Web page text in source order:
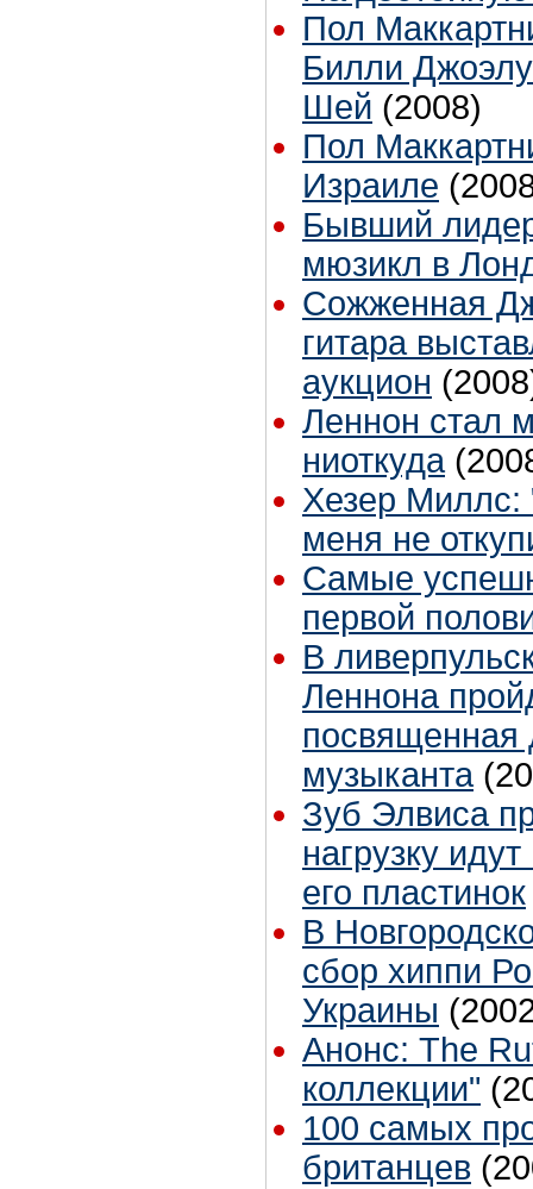
Пол
Билли
Шей (2008)
Пол
Израиле
Бывший
мюзикл в
Сожженная
гитара
аукцион
Леннон стал
ниоткуда
Хезер Миллс:
меня не
Самые
первой
В
Леннона
посвященная
музыканта
Зуб Элвиса
нагрузку
его пластинок
В
сбор хиппи
Украины
Анонс: The
коллекции"
100 самых
британцев